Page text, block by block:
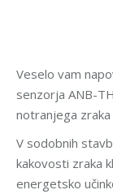
Veselo vam
senzorja ANB-
notranjega
V sodobnih
kakovosti zraka
energetsko